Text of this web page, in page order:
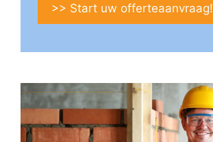
>> Start uw offerteaanvraag!